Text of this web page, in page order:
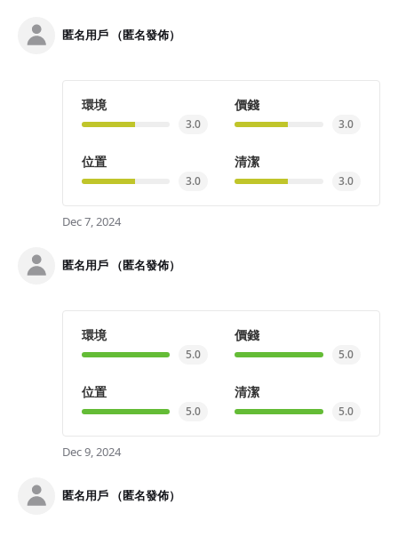
匿名用戶 （匿名發佈）
環境
3.0
價錢
3.0
位置
3.0
清潔
3.0
Dec 7, 2024
匿名用戶 （匿名發佈）
環境
5.0
價錢
5.0
位置
5.0
清潔
5.0
Dec 9, 2024
匿名用戶 （匿名發佈）